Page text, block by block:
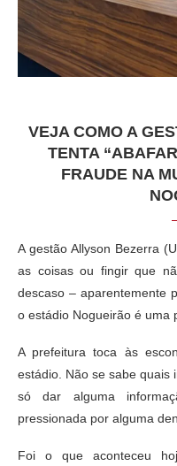
VEJA COMO A
TENTA
FRAUDE NA
A gestão Allyson Bezerra
as coisas ou fingir que
descaso – aparentemente
o estádio Nogueirão é uma
A prefeitura toca às
estádio. Não se sabe quais
só dar alguma
pressionada por alguma
Foi o que aconteceu